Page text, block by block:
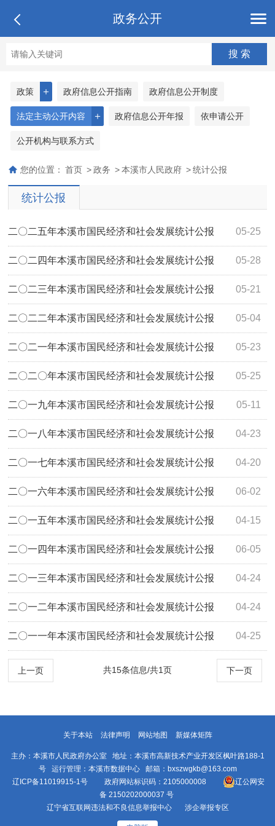
政务公开
＋
政策 政府信息公开指南 政府信息公开制度
＋
法定主动公开内容 政府信息公开年报 依申请公开
公开机构与联系方式
您的位置： 首页 > 政务 > 本溪市人民政府 > 统计公报
统计公报
05-25
二〇二五年本溪市国民经济和社会发展统计公报
05-28
二〇二四年本溪市国民经济和社会发展统计公报
05-21
二〇二三年本溪市国民经济和社会发展统计公报
05-04
二〇二二年本溪市国民经济和社会发展统计公报
05-23
二〇二一年本溪市国民经济和社会发展统计公报
05-25
二〇二〇年本溪市国民经济和社会发展统计公报
05-11
二〇一九年本溪市国民经济和社会发展统计公报
04-23
二〇一八年本溪市国民经济和社会发展统计公报
04-20
二〇一七年本溪市国民经济和社会发展统计公报
06-02
二〇一六年本溪市国民经济和社会发展统计公报
04-15
二〇一五年本溪市国民经济和社会发展统计公报
06-05
二〇一四年本溪市国民经济和社会发展统计公报
04-24
二〇一三年本溪市国民经济和社会发展统计公报
04-24
二〇一二年本溪市国民经济和社会发展统计公报
04-25
二〇一一年本溪市国民经济和社会发展统计公报
上一页 下一页
共15条信息/共1页
关于本站 法律声明 网站地图 新媒体矩阵
主办：本溪市人民政府办公室 地址：本溪市高新技术产业开发区枫叶路188-1
号 运行管理：本溪市数据中心 邮箱：bxszwgkb@163.com
辽ICP备11019915-1号 政府网站标识码：2105000008
辽公网安
备 2150202000037 号
辽宁省互联网违法和不良信息举报中心
涉企举报专区